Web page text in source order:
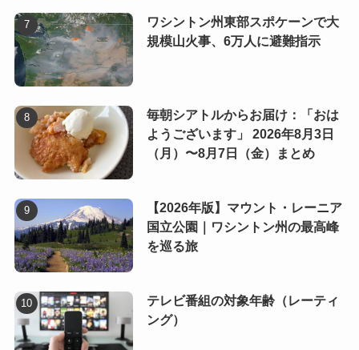
ワシントン州東部スポケーンで大
規模山火事、6万人に避難指示
毎朝シアトルからお届け：「おは
ようございます」 2026年8月3日
（月）〜8月7日（金）まとめ
【2026年版】マウント・レーニア
国立公園｜ワシントン州の最高峰
を巡る旅
テレビ番組の対象年齢（レーティ
ング）